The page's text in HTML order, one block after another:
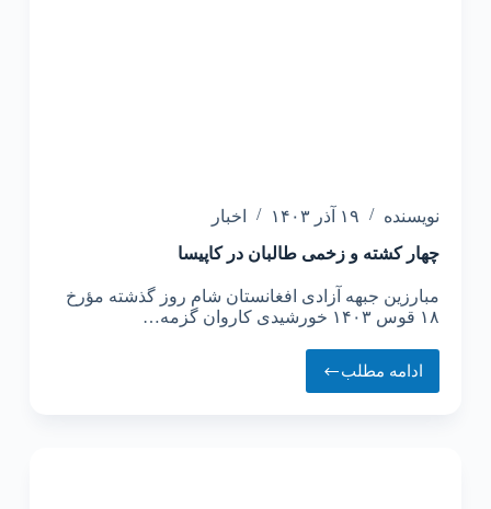
نویسنده ۱۹ آذر ۱۴۰۳
اخبار
چهار کشته و زخمی طالبان در کاپیسا
مبارزین جبهه آزادی افغانستان شام روز گذشته مؤرخ
۱۸ قوس ۱۴۰۳ خورشیدی کاروان گزمه…
ادامه مطلب